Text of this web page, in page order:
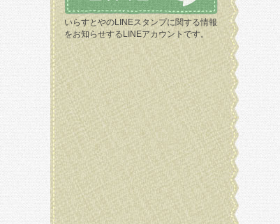
いらすとやのLINEスタンプに関する情報
をお知らせするLINEアカウントです。